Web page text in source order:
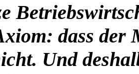
dass der
Und